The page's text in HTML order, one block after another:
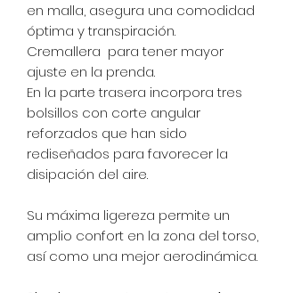
en malla, asegura una comodidad
óptima y transpiración.
Cremallera para tener mayor
ajuste en la prenda.
En la parte trasera incorpora tres
bolsillos con corte angular
reforzados que han sido
rediseñados para favorecer la
disipación del aire.
Su máxima ligereza permite un
amplio confort en la zona del torso,
así como una mejor aerodinámica.